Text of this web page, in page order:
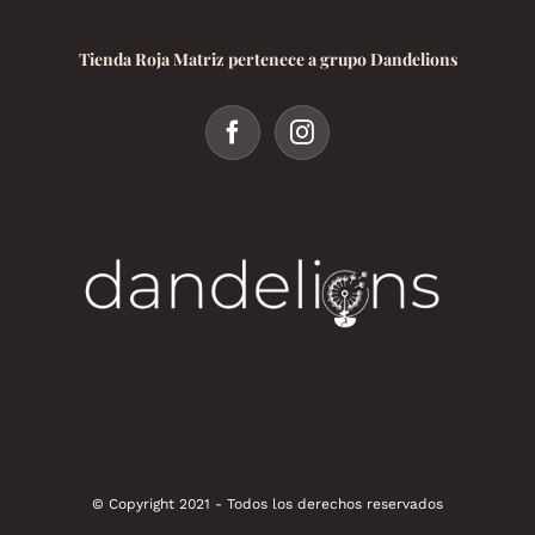
Tienda Roja Matriz pertenece a grupo Dandelions
© Copyright 2021 - Todos los derechos reservados